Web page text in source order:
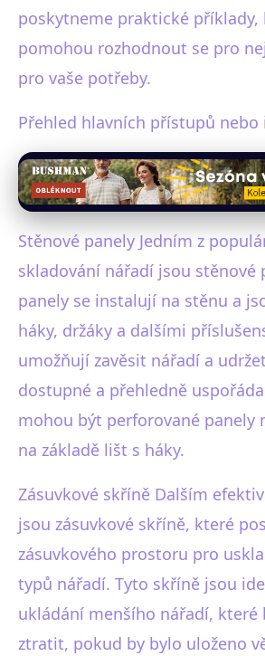
poskytneme praktické příklady,
pomohou rozhodnout se pro
pro vaše potřeby.
Přehled hlavních přístupů nebo
Stěnové panely Jedním z
skladování nářadí jsou stěnové
panely se instalují na stěnu a
háky, držáky a dalšími
umožňují zavěsit nářadí a
dostupné a přehledně
mohou být perforované panely
na základě lišt s háky.
Zásuvkové skříně Dalším
jsou zásuvkové skříně, které
zásuvkového prostoru pro
typů nářadí. Tyto skříně jsou
ukládání menšího nářadí, které
ztratit, pokud by bylo uloženo